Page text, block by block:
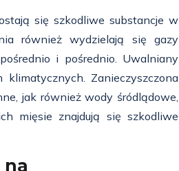
się szkodliwe substancje w
również wydzielają się gazy
i pośrednio. Uwalniany
Zanieczyszczona
jak również wody śródlądowe,
mięsie znajdują się szkodliwe